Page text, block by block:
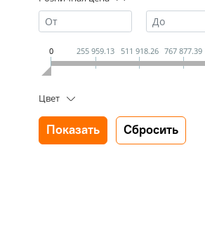
0 255 959.13 511 918.26 767 877.39
Цвет